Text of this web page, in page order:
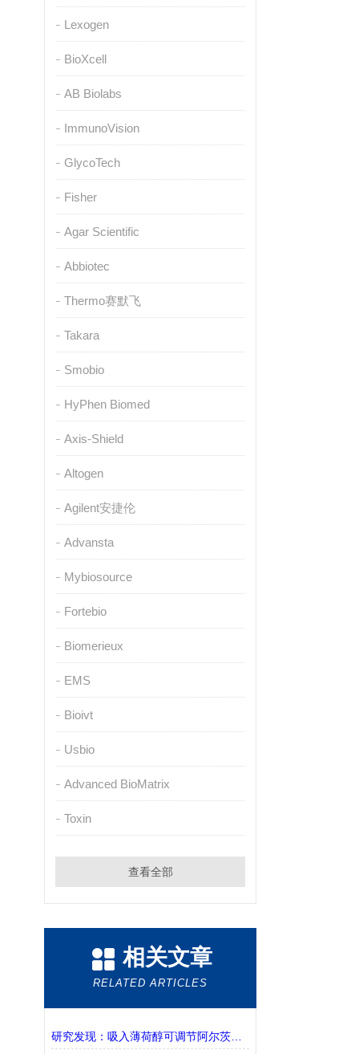
Lexogen
BioXcell
AB Biolabs
ImmunoVision
GlycoTech
Fisher
Agar Scientific
Abbiotec
Thermo赛默飞
Takara
Smobio
HyPhen Biomed
Axis-Shield
Altogen
Agilent安捷伦
Advansta
Mybiosource
Fortebio
Biomerieux
EMS
Bioivt
Usbio
Advanced BioMatrix
Toxin
查看全部
相关文章
RELATED ARTICLES
研究发现：吸入薄荷醇可调节阿尔茨海默病模型的免疫力